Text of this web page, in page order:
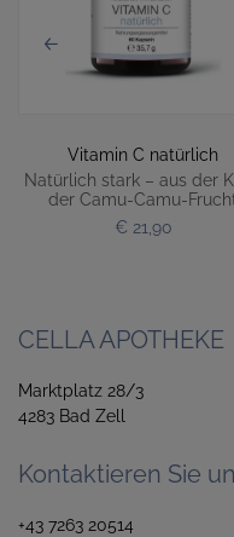
Vitamin C natürlich
Natürlich stark – aus der
der Camu-Camu-
€ 21,90
CELLA APOTHEKE
Marktplatz 28/3
4283 Bad Zell
Kontaktieren Sie
+43 7263 20514